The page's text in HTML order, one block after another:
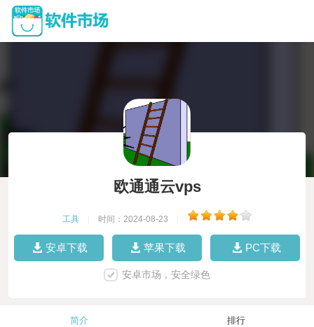
欧通通云vps
工具 时间：2024-08-23
安卓下载 苹果下载 PC下载
安卓市场，安全绿色
简介 排行